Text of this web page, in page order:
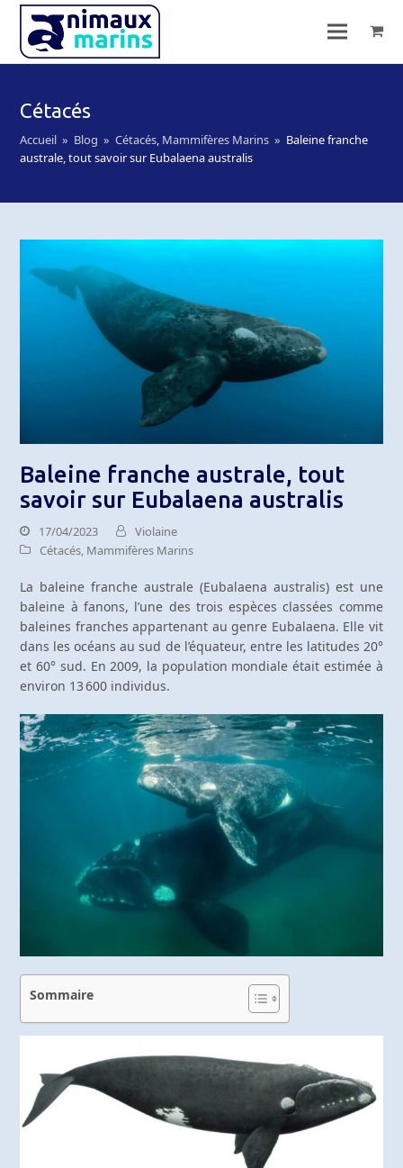
Cétacés
Accueil » Blog » Cétacés, Mammifères Marins » Baleine franche
australe, tout savoir sur Eubalaena australis
Baleine franche australe, tout
savoir sur Eubalaena australis
17/04/2023
Violaine
Cétacés, Mammifères Marins
La baleine franche australe (Eubalaena australis) est une
baleine à fanons, l’une des trois espèces classées comme
baleines franches appartenant au genre Eubalaena. Elle vit
dans les océans au sud de l’équateur, entre les latitudes 20°
et 60° sud. En 2009, la population mondiale était estimée à
environ 13 600 individus.
Sommaire